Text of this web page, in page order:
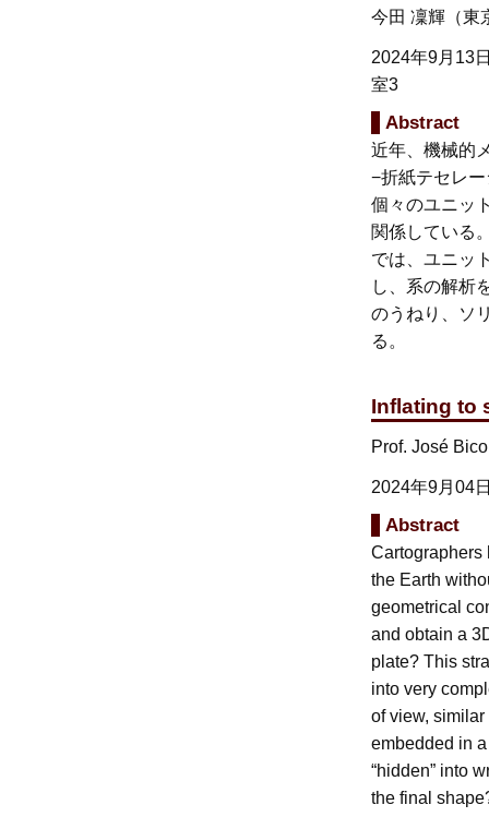
今田 凜輝（東
2024年9月13
室3
Abstract
近年、機械的
−折紙テセレ
個々のユニッ
関係している
では、ユニッ
し、系の解析
のうねり、ソ
る。
Inflating to
Prof. José
2024年9月04
Abstract
Cartographers
the Earth
geometrical
and obtain a
plate? This
into very
of view,
embedded in
“hidden” into
the final